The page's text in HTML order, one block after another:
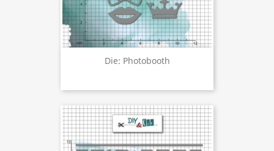
Die: Photobooth